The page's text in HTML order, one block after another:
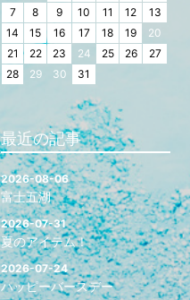
7
8 9 10 11 12
13
14
15 16 17 18 19
20
21
22 23 24 25 26
27
28
29 30 31
最近の記事
2026-08-06
富士五湖
2026-07-31
夏のアイテム！
2026-07-24
ハッピーバースデー